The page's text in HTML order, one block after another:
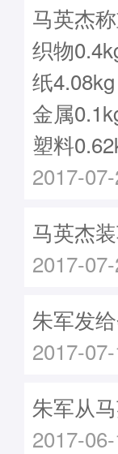
马英杰
织物
纸
金属
塑料
2017-
马英杰
2017-
朱军发
2017-
朱军从
2017-